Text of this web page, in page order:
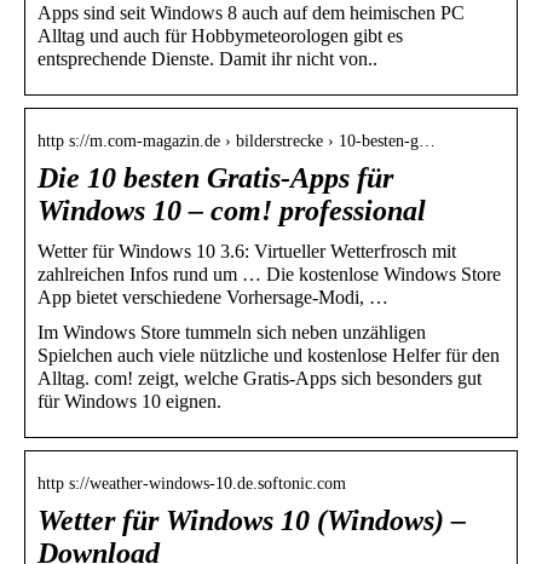
Apps sind seit Windows 8 auch auf dem heimischen PC
Alltag und auch für Hobbymeteorologen gibt es
entsprechende Dienste. Damit ihr nicht von..
http s://m.com-magazin.de › bilderstrecke › 10-besten-g…
Die 10 besten Gratis-Apps für
Windows 10 – com! professional
Wetter für Windows 10 3.6: Virtueller Wetterfrosch mit
zahlreichen Infos rund um … Die kostenlose Windows Store
App bietet verschiedene Vorhersage-Modi, …
Im Windows Store tummeln sich neben unzähligen
Spielchen auch viele nützliche und kostenlose Helfer für den
Alltag. com! zeigt, welche Gratis-Apps sich besonders gut
für Windows 10 eignen.
http s://weather-windows-10.de.softonic.com
Wetter für Windows 10 (Windows) –
Download